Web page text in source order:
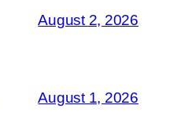
August 2, 2026
August 1, 2026